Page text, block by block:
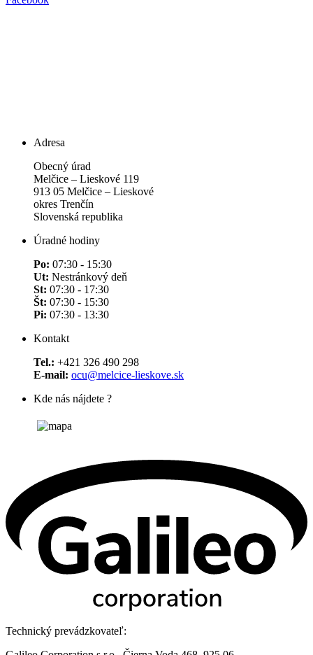
Adresa
Obecný úrad
Melčice – Lieskové 119
913 05 Melčice – Lieskové
okres Trenčín
Slovenská republika
Úradné hodiny
Po: 07:30 - 15:30
Ut: Nestránkový deň
St: 07:30 - 17:30
Št: 07:30 - 15:30
Pi: 07:30 - 13:30
Kontakt
Tel.: +421 326 490 298
E-mail: ocu@melcice-lieskove.sk
Kde nás nájdete ?
Technický prevádzkovateľ: